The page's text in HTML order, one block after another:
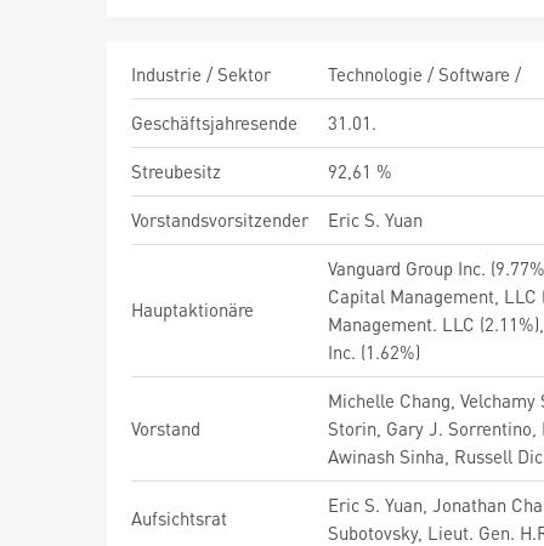
Industrie / Sektor
Technologie / Software /
Geschäftsjahresende
31.01.
Streubesitz
92,61 %
Vorstandsvorsitzender
Eric S. Yuan
Hauptaktionäre
Vanguard Group Inc.
Capital Management, LLC
Management. LLC
Inc. (1.62%)
Vorstand
Michelle Chang,
Storin, Gary J. Sorrentino,
Awinash Sinha, Russell
Aufsichtsrat
Eric S. Yuan, Jonathan
Subotovsky, Lieut. Gen.